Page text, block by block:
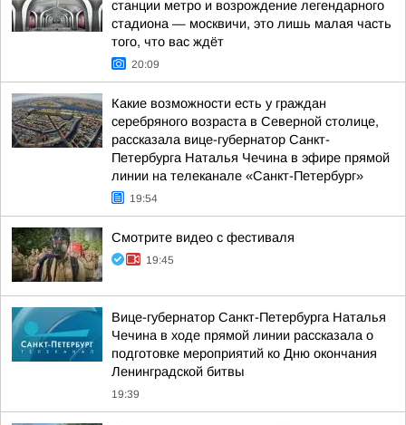
станции метро и возрождение легендарного
стадиона — москвичи, это лишь малая часть
того, что вас ждёт
20:09
Какие возможности есть у граждан
серебряного возраста в Северной столице,
рассказала вице-губернатор Санкт-
Петербурга Наталья Чечина в эфире прямой
линии на телеканале «Санкт-Петербург»
19:54
Смотрите видео с фестиваля
19:45
Вице-губернатор Санкт-Петербурга Наталья
Чечина в ходе прямой линии рассказала о
подготовке мероприятий ко Дню окончания
Ленинградской битвы
19:39